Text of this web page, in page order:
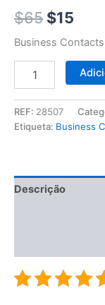
$65 $15
Business
REF: 28507
Etiqueta: Business
Descrição